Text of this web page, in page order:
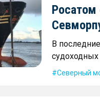
Росатом
В
Северный